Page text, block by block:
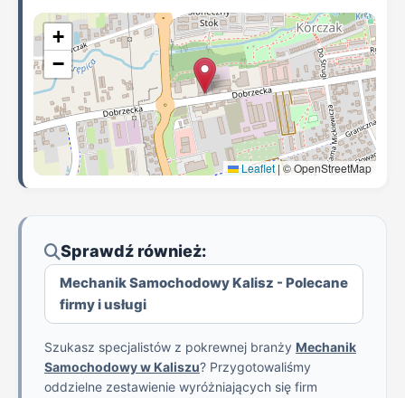
+
−
Leaflet |© OpenStreetMap
Sprawdź również:
Mechanik Samochodowy Kalisz - Polecane
firmy i usługi
Szukasz specjalistów z pokrewnej branży Mechanik
Samochodowy w Kaliszu? Przygotowaliśmy
oddzielne zestawienie wyróżniających się firm